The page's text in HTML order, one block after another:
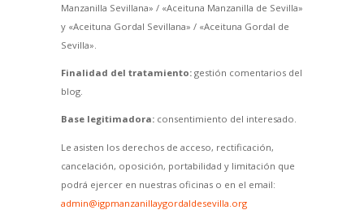
Manzanilla Sevillana» / «Aceituna Manzanilla de Sevilla»
y «Aceituna Gordal Sevillana» / «Aceituna Gordal de
Sevilla».
Finalidad del tratamiento:gestión comentarios del
blog.
Base legitimadora:consentimiento del interesado.
Le asisten los derechos de acceso, rectificación,
cancelación, oposición, portabilidad y limitación que
podrá ejercer en nuestras oficinas o en el email:
admin@igpmanzanillaygordaldesevilla.org